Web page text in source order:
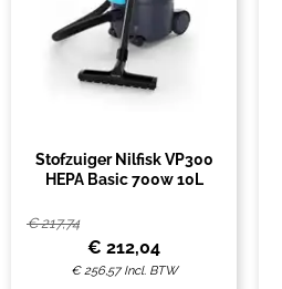
Stofzuiger Nilfisk VP300
HEPA Basic 700w 10L
€217,74
€ 212,04
€256,57 Incl. BTW